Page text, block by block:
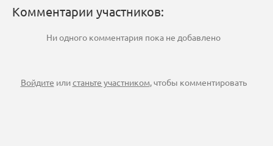
Комментарии участников:
Ни одного комментария пока не добавлено
Войдите илистаньте участником, чтобы комментировать